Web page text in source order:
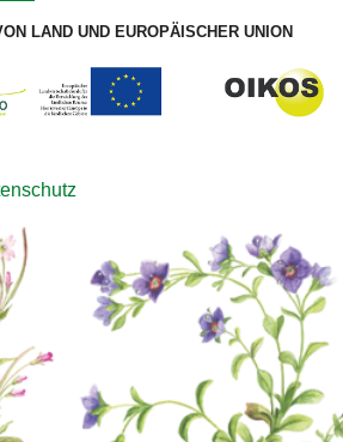
LAND UND EUROPÄISCHER UNION